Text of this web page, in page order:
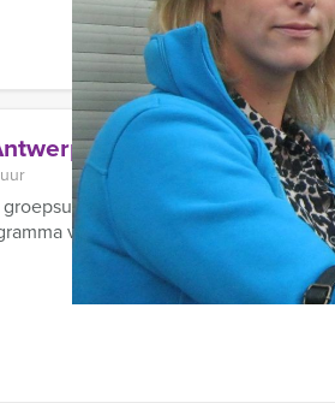
of vrijgezellenfeest in
voor groepen vrienden en ...